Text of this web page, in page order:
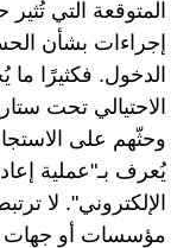
المتوقعة التي
إجراءات بشأن
الدخول. فكثيرًا ما
الاحتيالي تحت
وحثّهم على
يُعرف بـ"عملية
الإلكتروني". لا
مؤسسات أو جهات